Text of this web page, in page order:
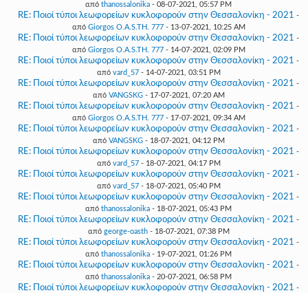
από thanossalonika - 08-07-2021, 05:57 PM
RE: Ποιοί τύποι λεωφορείων κυκλοφορούν στην Θεσσαλονίκη - 2021 -
από Giorgos O.A.S.TH. 777- 13-07-2021, 10:25 AM
RE: Ποιοί τύποι λεωφορείων κυκλοφορούν στην Θεσσαλονίκη - 2021 -
από Giorgos O.A.S.TH. 777- 14-07-2021, 02:09 PM
RE: Ποιοί τύποι λεωφορείων κυκλοφορούν στην Θεσσαλονίκη - 2021 -
από vard_57- 14-07-2021, 03:51 PM
RE: Ποιοί τύποι λεωφορείων κυκλοφορούν στην Θεσσαλονίκη - 2021 -
από VANGSKG- 17-07-2021, 07:20 AM
RE: Ποιοί τύποι λεωφορείων κυκλοφορούν στην Θεσσαλονίκη - 2021 -
από Giorgos O.A.S.TH. 777- 17-07-2021, 09:34 AM
RE: Ποιοί τύποι λεωφορείων κυκλοφορούν στην Θεσσαλονίκη - 2021 -
από VANGSKG- 18-07-2021, 04:12 PM
RE: Ποιοί τύποι λεωφορείων κυκλοφορούν στην Θεσσαλονίκη - 2021 -
από vard_57- 18-07-2021, 04:17 PM
RE: Ποιοί τύποι λεωφορείων κυκλοφορούν στην Θεσσαλονίκη - 2021 -
από vard_57- 18-07-2021, 05:40 PM
RE: Ποιοί τύποι λεωφορείων κυκλοφορούν στην Θεσσαλονίκη - 2021 -
από thanossalonika - 18-07-2021, 05:43 PM
RE: Ποιοί τύποι λεωφορείων κυκλοφορούν στην Θεσσαλονίκη - 2021 -
από george-oasth- 18-07-2021, 07:38 PM
RE: Ποιοί τύποι λεωφορείων κυκλοφορούν στην Θεσσαλονίκη - 2021 -
από thanossalonika - 19-07-2021, 01:26 PM
RE: Ποιοί τύποι λεωφορείων κυκλοφορούν στην Θεσσαλονίκη - 2021 -
από thanossalonika - 20-07-2021, 06:58 PM
RE: Ποιοί τύποι λεωφορείων κυκλοφορούν στην Θεσσαλονίκη - 2021 -